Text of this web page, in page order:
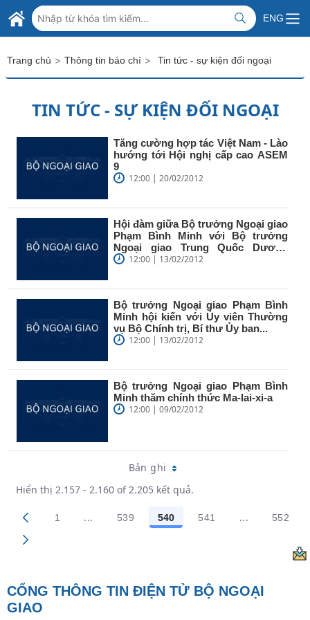
Skip to Main Content
BỘ NGOẠI GIAO VIỆT NAM
MINISTRY OF FOREIGN AFFAIRS
ENG
Trang chủ > Thông tin báo chí > Tin tức - sự kiện đối ngoại
TIN TỨC - SỰ KIỆN ĐỐI NGOẠI
Tăng cường hợp tác Việt Nam - Lào
hướng tới Hội nghị cấp cao ASEM
9
12:00 | 20/02/2012
Hội đàm giữa Bộ trưởng Ngoại giao
Phạm Bình Minh với Bộ trưởng
Ngoại giao Trung Quốc Dương
Khiết Trì
12:00 | 13/02/2012
Bộ trưởng Ngoại giao Phạm Bình
Minh hội kiến với Ủy viên Thường
vụ Bộ Chính trị, Bí thư Ủy ban...
12:00 | 13/02/2012
Bộ trưởng Ngoại giao Phạm Bình
Minh thăm chính thức Ma-lai-xi-a
12:00 | 09/02/2012
Bản ghi
Hiển thị 2.157 - 2.160 of 2.205 kết quả.
Các trang trên cổng
1 ...Trang trung gian Use TAB to navigate.
Các trang trên cổng
539 Các trang trên cổng
540 Các trang trên cổng
541 ...Trang trung
Các
552
CỔNG THÔNG TIN ĐIỆN TỬ BỘ NGOẠI
GIAO